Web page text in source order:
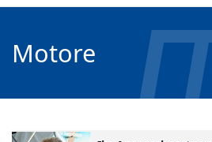
Motore